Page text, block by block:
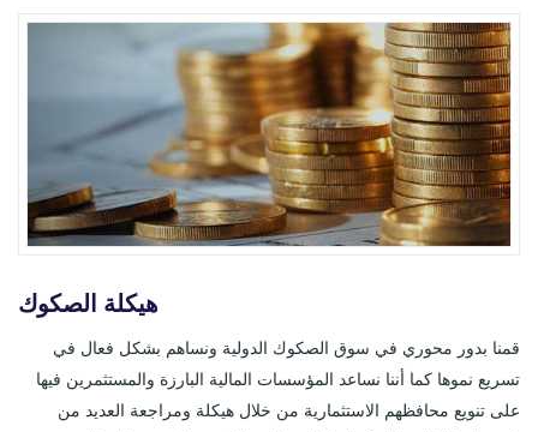
هيكلة الصكوك
قمنا بدور محوري في سوق الصكوك الدولية ونساهم بشكل فعال في
تسريع نموها كما أننا نساعد المؤسسات المالية البارزة والمستثمرين فيها
على تنويع محافظهم الاستثمارية من خلال هيكلة ومراجعة العديد من